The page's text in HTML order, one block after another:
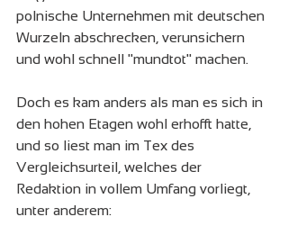
polnische Unternehmen mit deutschen
Wurzeln abschrecken, verunsichern
und wohl schnell "mundtot" machen.
Doch es kam anders als man es sich in
den hohen Etagen wohl erhofft hatte,
und so liest man im Tex des
Vergleichsurteil, welches der
Redaktion in vollem Umfang vorliegt,
unter anderem: